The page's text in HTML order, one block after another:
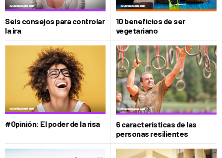
Seis consejos para controlar
la ira
10 beneficios de ser
vegetariano
#Opinión: El poder de la risa
6 características de las
personas resilientes